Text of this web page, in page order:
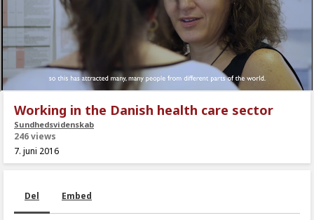
Working in the Danish health care sector
Sundhedsvidenskab
246 views
7. juni 2016
Del Embed